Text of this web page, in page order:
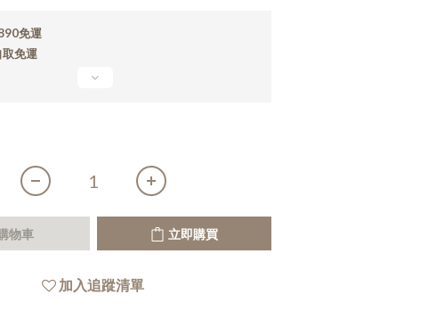
免運
免運
物車 立即購買
加入追蹤清單